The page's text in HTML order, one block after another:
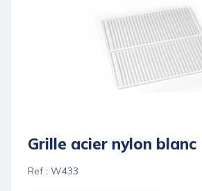
Grille acier nylon blanc
Ref : W433